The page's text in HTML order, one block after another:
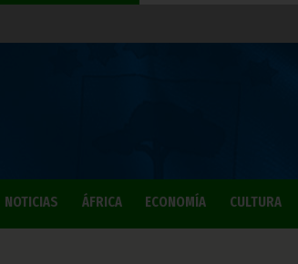
NOTICIAS ÁFRICA ECONOMÍA CULTURA